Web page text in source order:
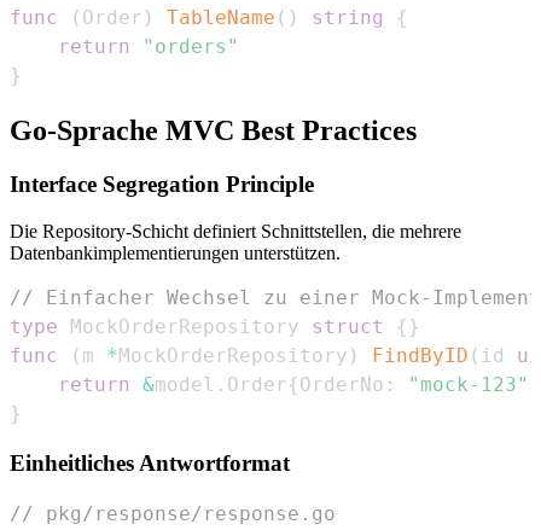
func ( Order ) TableName ( ) string
{
return
"orders"
}
Go-Sprache MVC Best Practices
Interface Segregation Principle
Die Repository-Schicht definiert Schnittstellen, die mehrere
Datenbankimplementierungen unterstützen.
// Einfacher Wechsel zu einer Mock-
type MockOrderRepository struct { }
func
( m *MockOrderRepository ) FindByID ( id
return
&model . Order{OrderNo : "mock-123"
}
Einheitliches Antwortformat
// pkg/response/response.go